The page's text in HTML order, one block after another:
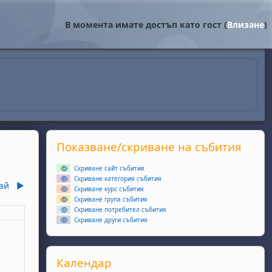
В момента имате достъп като гост (Влизане)
▶︎
5 априлнеделя, 6 април
Supplementary blocks
Прескочи Показване/скриване на събития
Показване/скриване на събития
Скриване сайт събития
Скриване категория събития
Скриване курс събития
Скриване група събития
Скриване потребител събития
Скриване други събития
Прескочи Календар
Календар